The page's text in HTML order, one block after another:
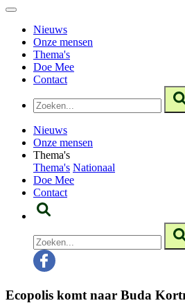
Nieuws
Onze mensen
Thema's
Doe Mee
Contact
Nieuws
Onze mensen
Thema's
Thema's Nationaal
Doe Mee
Contact
Ecopolis komt naar Buda